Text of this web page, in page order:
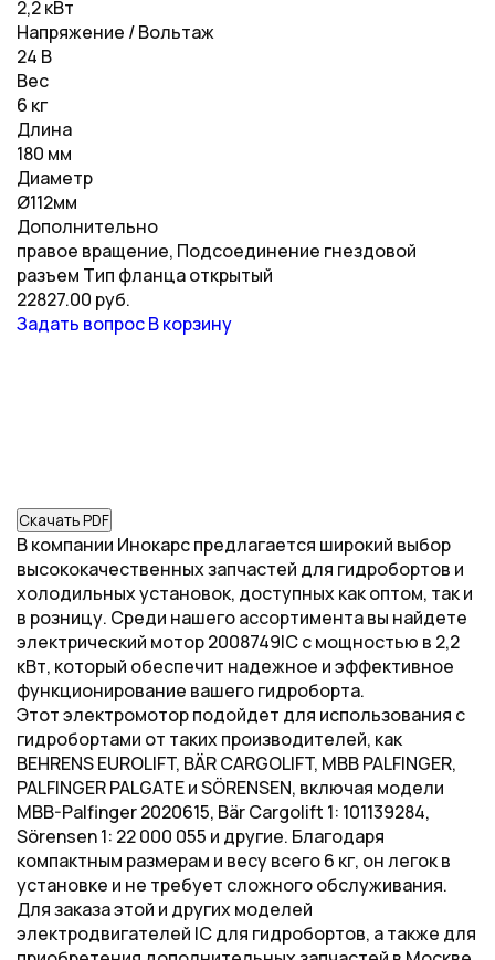
2,2 кВт
Напряжение / Вольтаж
24 В
Вес
6 кг
Длина
180 мм
Диаметр
Ø112мм
Дополнительно
правое вращение, Подсоединение гнездовой
разъем Тип фланца открытый
22827.00 руб.
Задать вопросВ корзину
Скачать PDF
В компании Инокарс предлагается широкий выбор
высококачественных запчастей для гидробортов и
холодильных установок, доступных как оптом, так и
в розницу. Среди нашего ассортимента вы найдете
электрический мотор 2008749IC с мощностью в 2,2
кВт, который обеспечит надежное и эффективное
функционирование вашего гидроборта.
Этот электромотор подойдет для использования с
гидробортами от таких производителей, как
BEHRENS EUROLIFT, BÄR CARGOLIFT, MBB PALFINGER,
PALFINGER PALGATE и SÖRENSEN, включая модели
MBB-Palfinger 2020615, Bär Cargolift 1: 101139284,
Sörensen 1: 22 000 055 и другие. Благодаря
компактным размерам и весу всего 6 кг, он легок в
установке и не требует сложного обслуживания.
Для заказа этой и других моделей
электродвигателей IC для гидробортов, а также для